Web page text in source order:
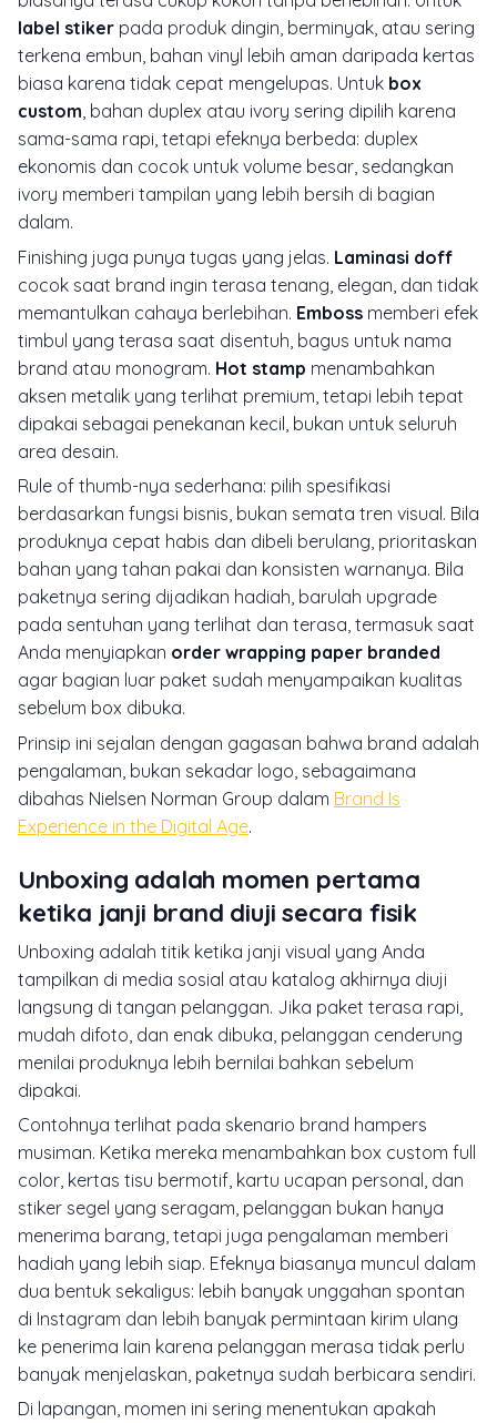
label stiker pada produk dingin, berminyak, atau sering
terkena embun, bahan vinyl lebih aman daripada kertas
biasa karena tidak cepat mengelupas. Untuk box
custom, bahan duplex atau ivory sering dipilih karena
sama-sama rapi, tetapi efeknya berbeda: duplex
ekonomis dan cocok untuk volume besar, sedangkan
ivory memberi tampilan yang lebih bersih di bagian
dalam.
Finishing juga punya tugas yang jelas. Laminasi doff
cocok saat brand ingin terasa tenang, elegan, dan tidak
memantulkan cahaya berlebihan. Emboss memberi efek
timbul yang terasa saat disentuh, bagus untuk nama
brand atau monogram. Hot stamp menambahkan
aksen metalik yang terlihat premium, tetapi lebih tepat
dipakai sebagai penekanan kecil, bukan untuk seluruh
area desain.
Rule of thumb-nya sederhana: pilih spesifikasi
berdasarkan fungsi bisnis, bukan semata tren visual. Bila
produknya cepat habis dan dibeli berulang, prioritaskan
bahan yang tahan pakai dan konsisten warnanya. Bila
paketnya sering dijadikan hadiah, barulah upgrade
pada sentuhan yang terlihat dan terasa, termasuk saat
Anda menyiapkan order wrapping paper branded
agar bagian luar paket sudah menyampaikan kualitas
sebelum box dibuka.
Prinsip ini sejalan dengan gagasan bahwa brand adalah
pengalaman, bukan sekadar logo, sebagaimana
dibahas Nielsen Norman Group dalam Brand Is
Experience in the Digital Age.
Unboxing adalah momen pertama
ketika janji brand diuji secara fisik
Unboxing adalah titik ketika janji visual yang Anda
tampilkan di media sosial atau katalog akhirnya diuji
langsung di tangan pelanggan. Jika paket terasa rapi,
mudah difoto, dan enak dibuka, pelanggan cenderung
menilai produknya lebih bernilai bahkan sebelum
dipakai.
Contohnya terlihat pada skenario brand hampers
musiman. Ketika mereka menambahkan box custom full
color, kertas tisu bermotif, kartu ucapan personal, dan
stiker segel yang seragam, pelanggan bukan hanya
menerima barang, tetapi juga pengalaman memberi
hadiah yang lebih siap. Efeknya biasanya muncul dalam
dua bentuk sekaligus: lebih banyak unggahan spontan
di Instagram dan lebih banyak permintaan kirim ulang
ke penerima lain karena pelanggan merasa tidak perlu
banyak menjelaskan, paketnya sudah berbicara sendiri.
Di lapangan, momen ini sering menentukan apakah